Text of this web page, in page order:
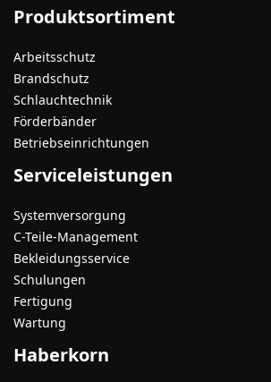
Produktsortiment
Arbeitsschutz
Brandschutz
Schlauchtechnik
Förderbänder
Betriebseinrichtungen
Serviceleistungen
Systemversorgung
C-Teile-Management
Bekleidungsservice
Schulungen
Fertigung
Wartung
Haberkorn